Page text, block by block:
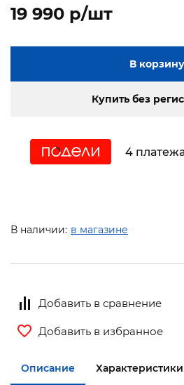
19 990 p/шт
В корзину
Купить без
4
В наличии: в магазине
Добавить в сравнение
Добавить в избранное
Описание Характеристики